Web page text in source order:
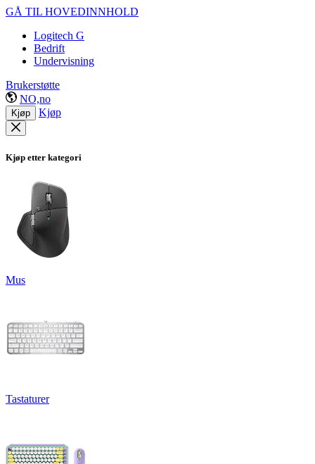
GÅ TIL HOVEDINNHOLD
Logitech G
Bedrift
Undervisning
Brukerstøtte
NO,no
Kjøp Kjøp
Kjøp etter kategori
Mus
Tastaturer